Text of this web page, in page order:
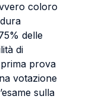
coloro
delle
di
prova
votazione
sulla